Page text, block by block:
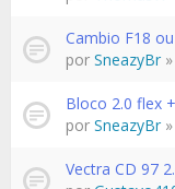
Cambio F18
por SneazyBr
Bloco 2.0 flex
por SneazyBr
Vectra CD 97